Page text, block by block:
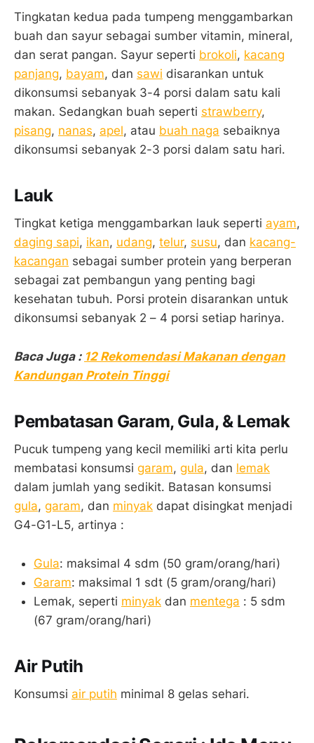
Tingkatan kedua pada tumpeng menggambarkan
buah dan sayur sebagai sumber vitamin, mineral,
dan serat pangan. Sayur seperti brokoli, kacang
panjang, bayam, dan sawi disarankan untuk
dikonsumsi sebanyak 3-4 porsi dalam satu kali
makan. Sedangkan buah seperti strawberry,
pisang, nanas, apel, atau buah naga sebaiknya
dikonsumsi sebanyak 2-3 porsi dalam satu hari.
Lauk
Tingkat ketiga menggambarkan lauk seperti ayam,
daging sapi, ikan, udang, telur, susu, dan kacang-
kacangan sebagai sumber protein yang berperan
sebagai zat pembangun yang penting bagi
kesehatan tubuh. Porsi protein disarankan untuk
dikonsumsi sebanyak 2 – 4 porsi setiap harinya.
Baca Juga : 12 Rekomendasi Makanan dengan
Kandungan Protein Tinggi
Pembatasan Garam, Gula, & Lemak
Pucuk tumpeng yang kecil memiliki arti kita perlu
membatasi konsumsi garam, gula, dan lemak
dalam jumlah yang sedikit. Batasan konsumsi
gula, garam, dan minyak dapat disingkat menjadi
G4-G1-L5, artinya :
Gula: maksimal 4 sdm (50 gram/orang/hari)
Garam: maksimal 1 sdt (5 gram/orang/hari)
Lemak, seperti minyak dan mentega : 5 sdm
(67 gram/orang/hari)
Air Putih
Konsumsi air putih minimal 8 gelas sehari.